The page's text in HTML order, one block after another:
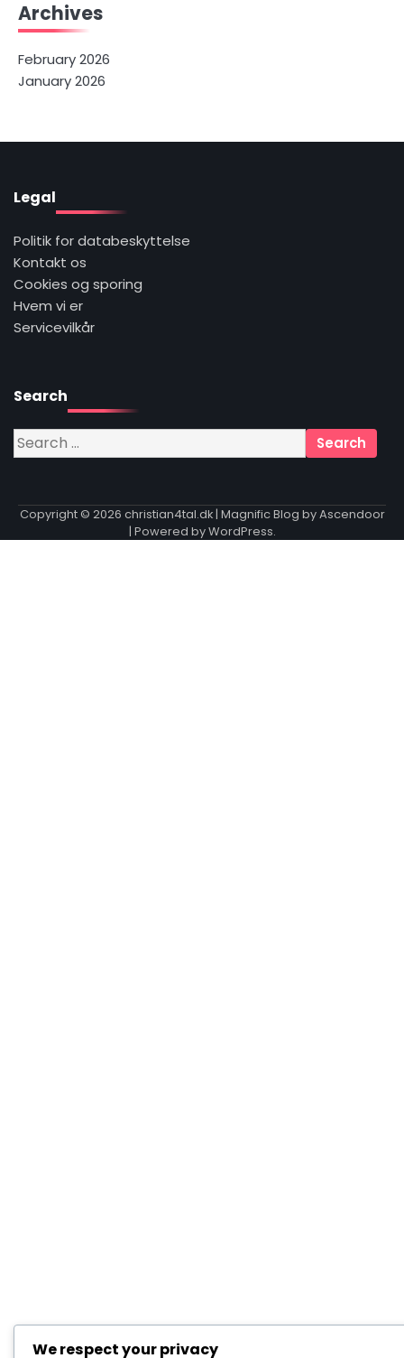
Archives
February 2026
January 2026
Legal
Politik for databeskyttelse
Kontakt os
Cookies og sporing
Hvem vi er
Servicevilkår
Search
Search
for:
Copyright © 2026 christian4tal.dk| Magnific Blog byAscendoor
| Powered byWordPress.
We respect your privacy